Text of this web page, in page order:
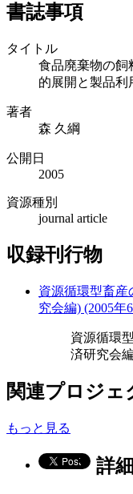
書誌事項
タイトル
食品廃棄物の飼
的展開と製品利
著者
森 久綱
公開日
2005
資源種別
journal article
収録刊行物
資源循環型畜産
究会編) (2005年
資源循環
済研究会
関連プロジェ
もっと見る
詳